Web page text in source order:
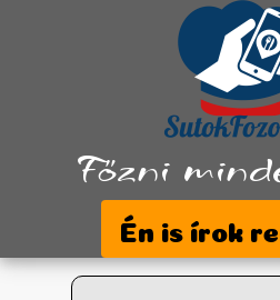
Főzni
Én is írok